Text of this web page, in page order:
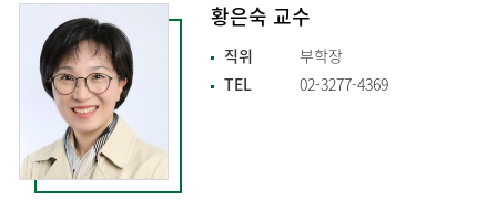
황은숙 교수
직위
부학장
TEL
02-3277-4369